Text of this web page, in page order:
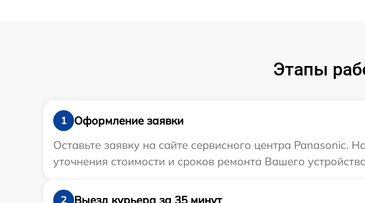
Этапы
1
Оформление заявки
Оставьте заявку на сайте сервисного центра Panasonic.
уточнения стоимости и сроков ремонта Вашего
2
Выезд курьера за 35 минут